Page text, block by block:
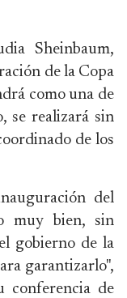
Sheinbaum,
de la Copa
como una de
se realizará sin
de los
del
muy bien, sin
gobierno de la
garantizarlo",
conferencia de